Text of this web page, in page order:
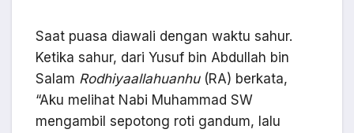
Saat puasa diawali dengan waktu sahur.
Ketika sahur, dari Yusuf bin Abdullah bin
Salam Rodhiyaallahuanhu(RA) berkata,
“Aku melihat Nabi Muhammad SW
mengambil sepotong roti gandum, lalu